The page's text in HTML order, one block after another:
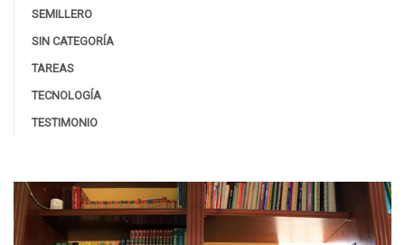
SEMILLERO
SIN CATEGORÍA
TAREAS
TECNOLOGÍA
TESTIMONIO